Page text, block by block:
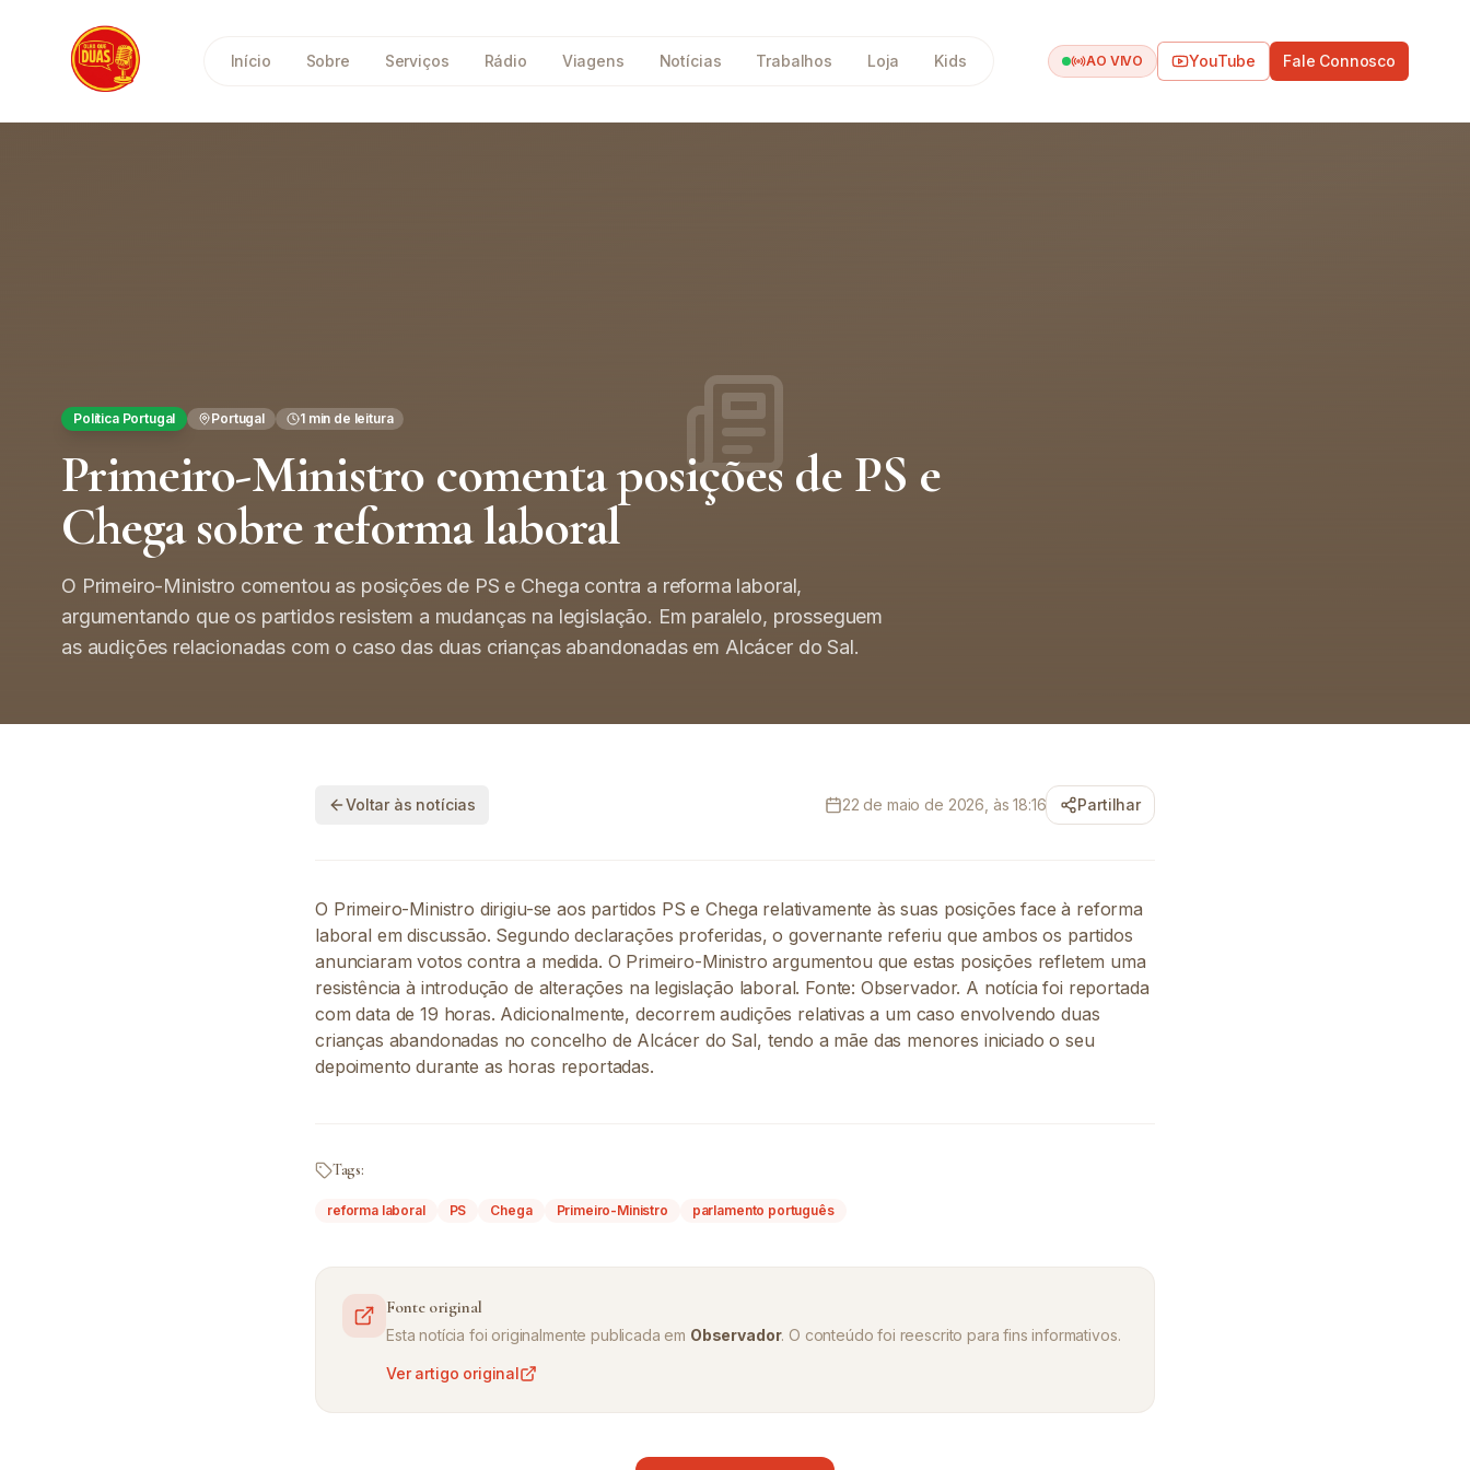
Início Sobre Serviços Rádio Viagens Notícias Trabalhos Loja Kids AO VIVO YouTube Fale Connosco
Política Portugal Portugal 1min de leitura
Primeiro-Ministro comenta posições de PS e
Chega sobre reforma laboral
O Primeiro-Ministro comentou as posições de PS e Chega contra a reforma laboral,
argumentando que os partidos resistem a mudanças na legislação. Em paralelo, prosseguem
as audições relacionadas com o caso das duas crianças abandonadas em Alcácer do Sal.
Voltar às notícias 22 de maio de 2026, às 18:16 Partilhar
O Primeiro-Ministro dirigiu-se aos partidos PS e Chega relativamente às suas posições face à reforma
laboral em discussão. Segundo declarações proferidas, o governante referiu que ambos os partidos
anunciaram votos contra a medida. O Primeiro-Ministro argumentou que estas posições refletem uma
resistência à introdução de alterações na legislação laboral. Fonte: Observador. A notícia foi reportada
com data de 19 horas. Adicionalmente, decorrem audições relativas a um caso envolvendo duas
crianças abandonadas no concelho de Alcácer do Sal, tendo a mãe das menores iniciado o seu
depoimento durante as horas reportadas.
Tags:
reforma laboral PS Chega Primeiro-Ministro parlamento português
Fonte original
Esta notícia foi originalmente publicada em Observador. O conteúdo foi reescrito para fins informativos.
Ver artigo original